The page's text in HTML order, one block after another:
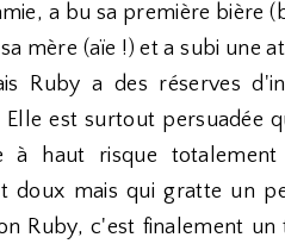
a bu sa première bière
mère (aïe !) et a subi une
Ruby a des réserves
Elle est surtout persuadée
à haut risque totalement
doux mais qui gratte un
Ruby, c'est finalement